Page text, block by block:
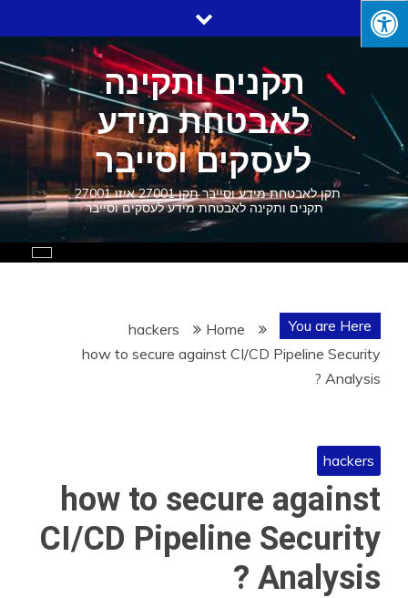
Skip
to
תקנים ותקינה
לאבטחת מידע
לעסקים וסייבר
תקן לאבטחת מידע וסייבר תקן 27001 איזו 27001 ,
תקנים ותקינה לאבטחת מידע לעסקים וסייבר
You are Here
Home
hackers
how to secure against CI/CD Pipeline Security
Analysis ?
hackers
how to secure against
CI/CD Pipeline Security
Analysis ?